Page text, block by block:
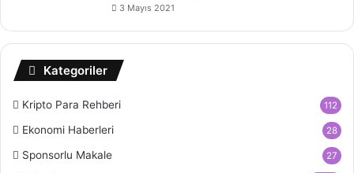
3 Mayıs 2021
Kategoriler
Kripto Para Rehberi 112
Ekonomi Haberleri 28
Sponsorlu Makale 27